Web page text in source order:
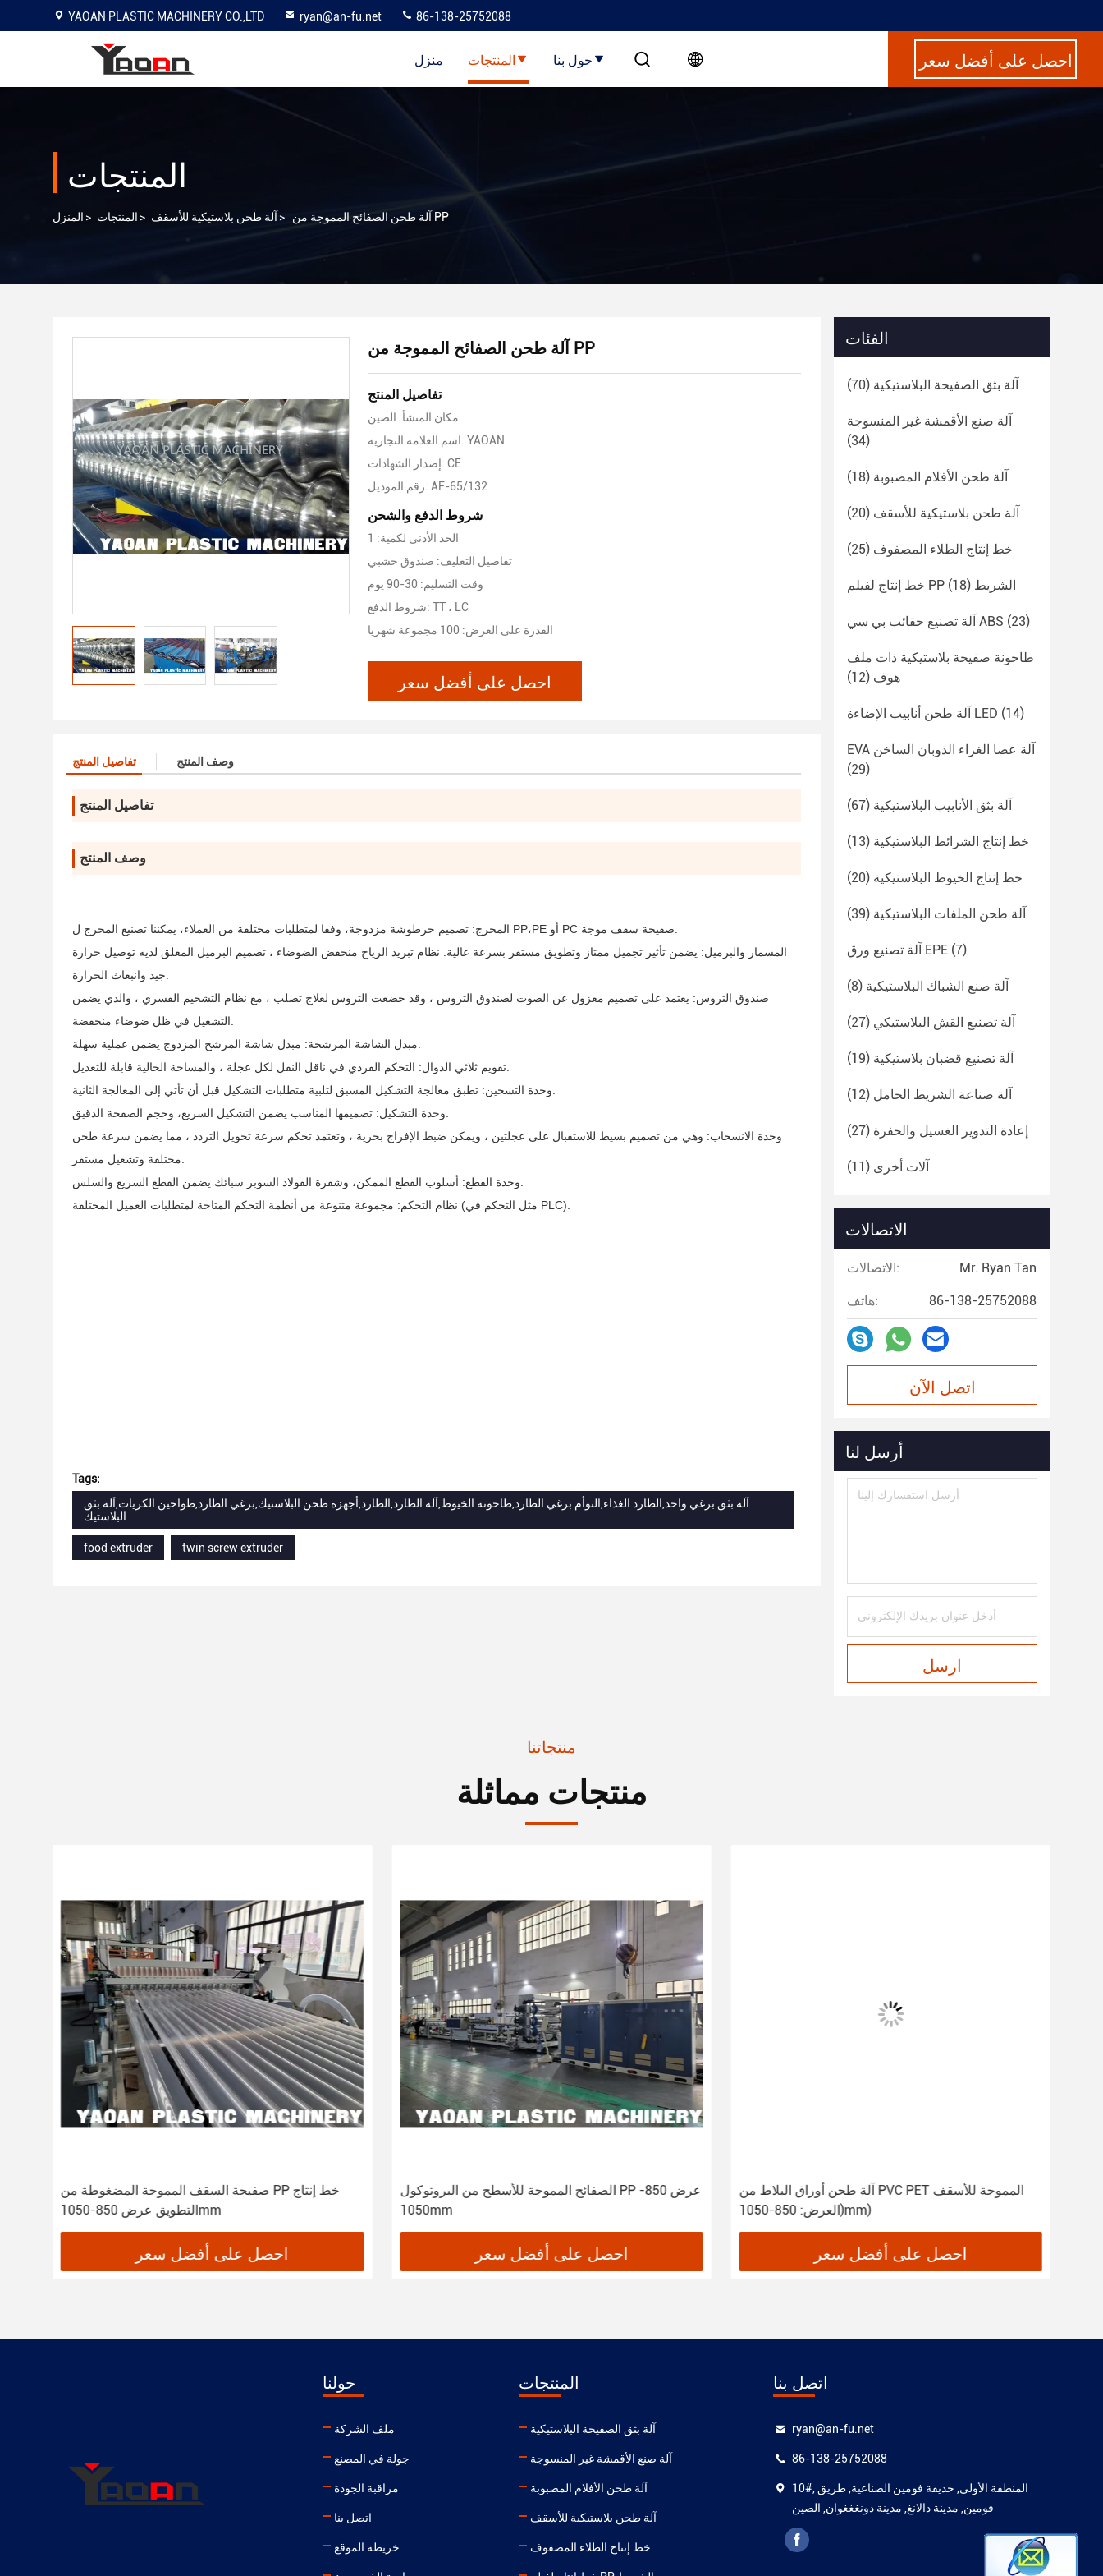
YAOAN PLASTIC MACHINERY CO.,LTD ryan@an-fu.net 86-138-25752088
منزل المنتجات حول بنا احصل على أفضل سعر
المنتجات
المنزل > المنتجات > آلة طحن بلاستيكية للأسقف > آلة طحن الصفائح المموجة من PP
آلة طحن الصفائح المموجة من PP
تفاصيل المنتج
مكان المنشأ: الصين
اسم العلامة التجارية: YAOAN
إصدار الشهادات: CE
رقم الموديل: AF-65/132
شروط الدفع والشحن
الحد الأدنى لكمية: 1
تفاصيل التغليف: صندوق خشبي
وقت التسليم: 30-90 يوم
شروط الدفع: TT ، LC
القدرة على العرض: 100 مجموعة شهريا
احصل على أفضل سعر
تفاصيل المنتج وصف المنتج
تفاصيل المنتج
وصف المنتج
المسمار والبرميل: يضمن تأثير تجميل ممتاز وتطويق مستقر بسرعة عالية. نظام تبريد الرياح منخفض الضوضاء ، تصميم البرميل المغلق لديه توصيل حرارة
صندوق التروس: يعتمد على تصميم معزول عن الصوت لصندوق التروس ، وقد خضعت التروس لعلاج تصلب ، مع نظام التشحيم القسري ، والذي يضمن
وحدة الانسحاب: وهي من تصميم بسيط للاستقبال على عجلتين ، ويمكن ضبط الإفراج بحرية ، وتعتمد تحكم سرعة تحويل التردد ، مما يضمن سرعة طحن
نظام التحكم: مجموعة متنوعة من أنظمة التحكم المتاحة لمتطلبات العميل المختلفة (مثل التحكم في PLC).
Tags:
آلة بثق برغي واحد,الطارد الغذاء,التوأم برغي الطارد,طاحونة الخيوط,آلة الطارد,الطارد,أجهزة طحن البلاستيك,برغي الطارد,طواحين الكريات,آلة بثق
البلاستيك
food extruder twin screw extruder
الفئات
آلة بثق الصفيحة البلاستيكية (70)
آلة صنع الأقمشة غير المنسوجة
(34)
آلة طحن الأفلام المصبوبة (18)
آلة طحن بلاستيكية للأسقف (20)
خط إنتاج الطلاء المصفوف (25)
خط إنتاج لفيلم PP الشريط (18)
آلة تصنيع حقائب بي سي ABS (23)
طاحونة صفيحة بلاستيكية ذات ملف
هوف (12)
آلة طحن أنابيب الإضاءة LED (14)
EVA آلة عصا الغراء الذوبان الساخن
(29)
آلة بثق الأنابيب البلاستيكية (67)
خط إنتاج الشرائط البلاستيكية (13)
خط إنتاج الخيوط البلاستيكية (20)
آلة طحن الملفات البلاستيكية (39)
آلة تصنيع ورق EPE (7)
آلة صنع الشباك البلاستيكية (8)
آلة تصنيع القش البلاستيكي (27)
آلة تصنيع قضبان بلاستيكية (19)
آلة صناعة الشريط الحامل (12)
إعادة التدوير الغسيل والحفرة (27)
آلات أخرى (11)
الاتصالات
الاتصالات: Mr. Ryan Tan
هاتف: 86-138-25752088
اتصل الآن
أرسل لنا
ارسل
منتجاتنا
منتجات مماثلة
صفيحة السقف المموجة المضغوطة من PP خط إنتاج
التطويق عرض 850-1050mm
احصل على أفضل سعر
الصفائح المموجة للأسطح من البروتوكول PP عرض 850-
1050mm
احصل على أفضل سعر
آلة طحن أوراق البلاط من PVC PET المموجة للأسقف
(العرض: 850-1050mm)
احصل على أفضل سعر
حولنا
ملف الشركة
جولة في المصنع
مراقبة الجودة
اتصل بنا
خريطة الموقع
المنتجات
آلة بثق الصفيحة البلاستيكية
آلة صنع الأقمشة غير المنسوجة
آلة طحن الأفلام المصبوبة
آلة طحن بلاستيكية للأسقف
خط إنتاج الطلاء المصفوف
اتصل بنا
ryan@an-fu.net
86-138-25752088
10#, المنطقة الأولى, حديقة فومين الصناعية, طريق
فومين, مدينة دالانغ, مدينة دونغغغوان, الصين